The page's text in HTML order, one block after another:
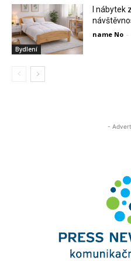
Bydlení
I nábytek
name No -
-